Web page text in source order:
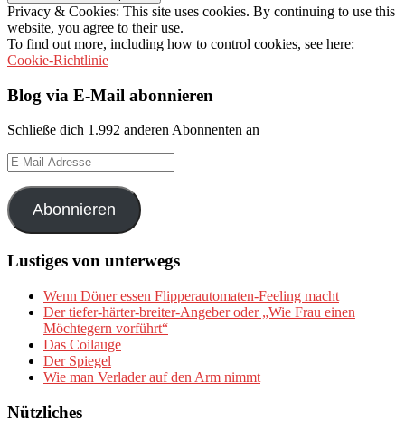
Privacy & Cookies: This site uses cookies. By continuing to use this
website, you agree to their use.
To find out more, including how to control cookies, see here:
Cookie-Richtlinie
Blog via E-Mail abonnieren
Schließe dich 1.992 anderen Abonnenten an
E-
Mail-
Adresse
Abonnieren
Lustiges von unterwegs
Wenn Döner essen Flipperautomaten-Feeling macht
Der tiefer-härter-breiter-Angeber oder „Wie Frau einen
Möchtegern vorführt“
Das Coilauge
Der Spiegel
Wie man Verlader auf den Arm nimmt
Nützliches